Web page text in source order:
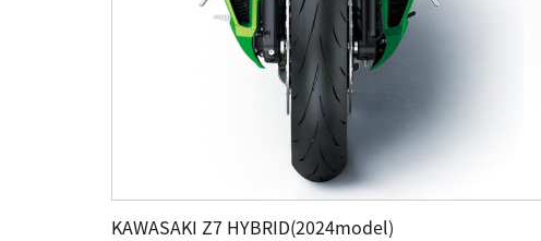
KAWASAKI Z7 HYBRID(2024model)